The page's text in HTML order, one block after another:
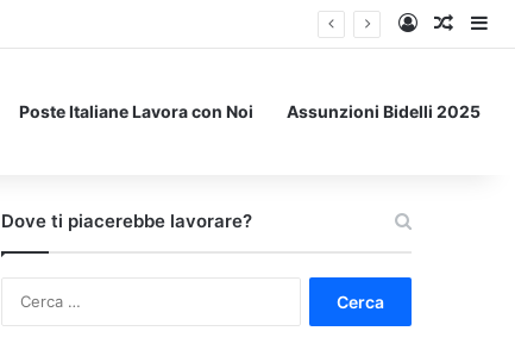
Accedi
Un
Poste Italiane Lavora con Noi Assunzioni Bidelli 2025
Dove ti piacerebbe lavorare?